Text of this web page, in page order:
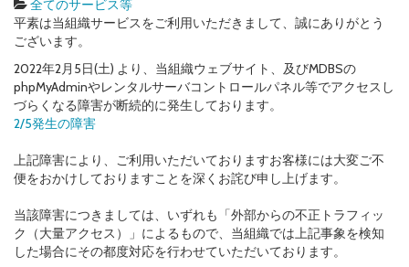
全てのサービス等
平素は当組織サービスをご利用いただきまして、誠にありがとう
ございます。
2022年2月5日(土) より、当組織ウェブサイト、及びMDBSの
phpMyAdminやレンタルサーバコントロールパネル等でアクセスし
づらくなる障害が断続的に発生しております。
2/5発生の障害
上記障害により、ご利用いただいておりますお客様には大変ご不
便をおかけしておりますことを深くお詫び申し上げます。
当該障害につきましては、いずれも「外部からの不正トラフィッ
ク（大量アクセス）」によるもので、当組織では上記事象を検知
した場合にその都度対応を行わせていただいております。